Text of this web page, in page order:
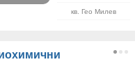
кв. Гео Милев